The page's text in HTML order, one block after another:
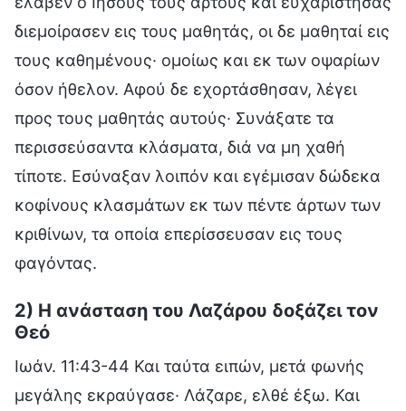
διεμοίρασεν εις τους μαθητάς, οι δε μαθηταί εις
τους καθημένους· ομοίως και εκ των οψαρίων
όσον ήθελον. Αφού δε εχορτάσθησαν, λέγει
προς τους μαθητάς αυτούς· Συνάξατε τα
περισσεύσαντα κλάσματα, διά να μη χαθή
τίποτε. Εσύναξαν λοιπόν και εγέμισαν δώδεκα
κοφίνους κλασμάτων εκ των πέντε άρτων των
κριθίνων, τα οποία επερίσσευσαν εις τους
φαγόντας.
2) Η ανάσταση του Λαζάρου δοξάζει τον
Θεό
Ιωάν. 11:43-44 Και ταύτα ειπών, μετά φωνής
μεγάλης εκραύγασε· Λάζαρε, ελθέ έξω. Και